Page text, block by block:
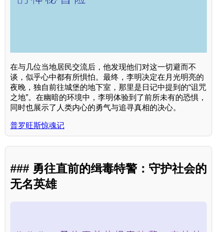
在与几位当地居民交流后，他发现他们对这一切避而不
谈，似乎心中都有所惧怕。最终，李明决定在月光明亮的
夜晚，独自前往城堡的地下室，那里是日记中提到的“诅咒
之地”。在幽暗的环境中，李明体验到了前所未有的恐惧，
同时也展示了人类内心的勇气与追寻真相的决心。
普罗旺斯惊魂记
### 勇往直前的缉毒特警：守护社会的
无名英雄